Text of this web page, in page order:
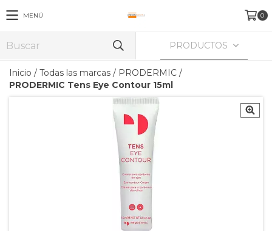
MENÚ 0
PRODUCTOS
Inicio / Todas las marcas / PRODERMIC /
PRODERMIC Tens Eye Contour 15ml